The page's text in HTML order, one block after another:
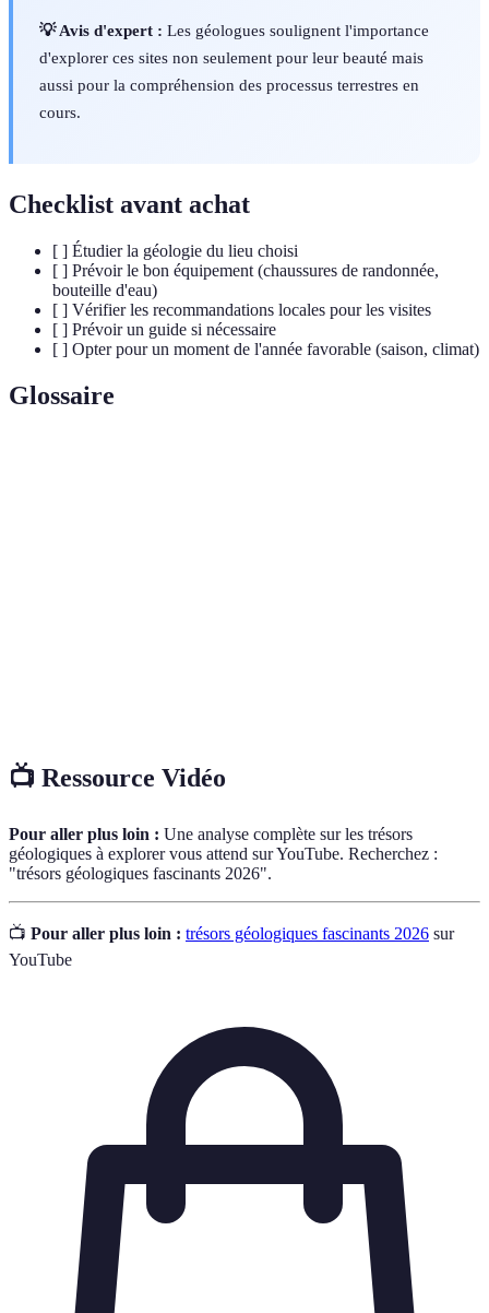
💡 Avis d'expert : Les géologues soulignent l'importance
d'explorer ces sites non seulement pour leur beauté mais
aussi pour la compréhension des processus terrestres en
cours.
Checklist avant achat
[ ] Étudier la géologie du lieu choisi
[ ] Prévoir le bon équipement (chaussures de randonnée,
bouteille d'eau)
[ ] Vérifier les recommandations locales pour les visites
[ ] Prévoir un guide si nécessaire
[ ] Opter pour un moment de l'année favorable (saison, climat)
Glossaire
📺 Ressource Vidéo
Pour aller plus loin : Une analyse complète sur les trésors
géologiques à explorer vous attend sur YouTube. Recherchez :
"trésors géologiques fascinants 2026".
📺 Pour aller plus loin : trésors géologiques fascinants 2026 sur
YouTube